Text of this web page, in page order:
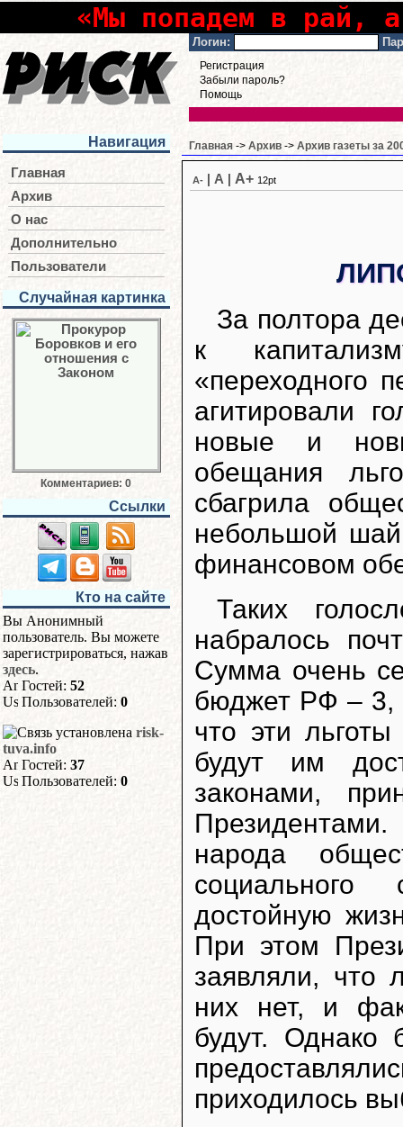
«Мы попадем в рай,
Логин:
Регистрация
Забыли пароль?
Помощь
Навигация
Главная
Архив
О нас
Дополнительно
Пользователи
Случайная картинка
Комментариев: 0
Ссылки
Кто на сайте
Вы Анонимный
пользователь. Вы можете
зарегистрироваться, нажав
здесь.
Гостей: 52
Пользователей: 0
risk-
tuva.info
Гостей: 37
Пользователей: 0
Главная -> Архив -> Архив газеты за
A- A A+ 12pt
За полтора
к
«переходного
агитировали
новые и
обещания
сбагрила
небольшой
финансовом
Таких
набралось
Сумма очень
бюджет РФ – 3,
что эти
будут им
законами,
народа
достойную
При этом
заявляли, что
них нет, и
будут. Однако
приходилось